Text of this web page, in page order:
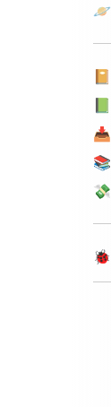
🪐
📔
📗
📥
📚
💸
🐞